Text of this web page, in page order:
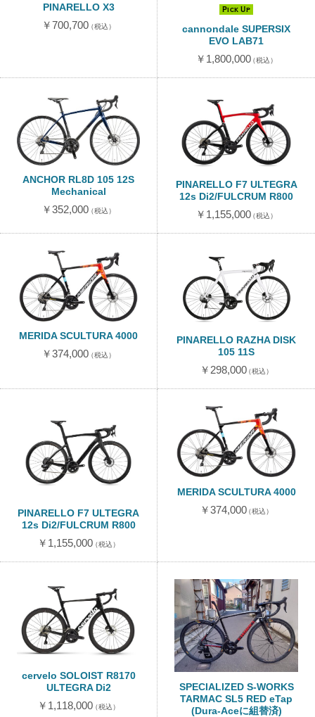
PINARELLO X3
￥700,700（税込）
Pick Up
cannondale SUPERSIX
EVO LAB71
￥1,800,000（税込）
ANCHOR RL8D 105 12S
Mechanical
￥352,000（税込）
PINARELLO F7 ULTEGRA
12s Di2/FULCRUM R800
￥1,155,000（税込）
MERIDA SCULTURA 4000
￥374,000（税込）
PINARELLO RAZHA DISK
105 11S
￥298,000（税込）
PINARELLO F7 ULTEGRA
12s Di2/FULCRUM R800
￥1,155,000（税込）
MERIDA SCULTURA 4000
￥374,000（税込）
cervelo SOLOIST R8170
ULTEGRA Di2
￥1,118,000（税込）
SPECIALIZED S-WORKS
TARMAC SL5 RED eTap
(Dura-Aceに組替済)